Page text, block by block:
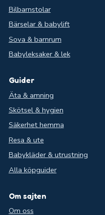
Bilbarnstolar
Bärselar & babylift
Sova & barnrum
Babyleksaker & lek
Guider
Äta & amning
Skötsel & hygien
Säkerhet hemma
Resa & ute
Babykläder & utrustning
Alla köpguider
Om sajten
Om oss